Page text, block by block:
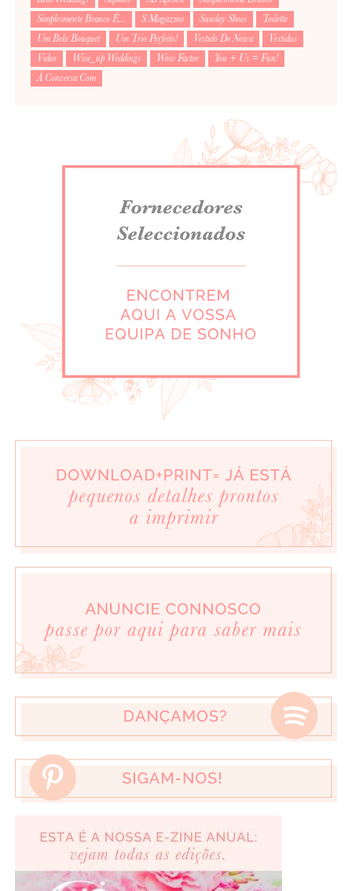
Simplesmente Branco É...
S Magazine Sunday Shoes
Toilette
Um Belo Bouquet
Um Trio Perfeito! Vestido De Noiva
Vestidus
Video
Wise_up Weddings Wow Factor
You + Us = Fun!
À Conversa Com